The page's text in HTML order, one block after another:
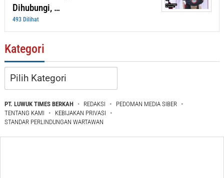
Dihubungi, …
493 Dilihat
Kategori
Kategori
PT. LUWUK TIMES BERKAH REDAKSI
PEDOMAN MEDIA SIBER
TENTANG KAMI
KEBIJAKAN PRIVASI
STANDAR PERLINDUNGAN WARTAWAN